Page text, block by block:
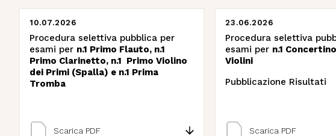
10.07.2026
Procedura selettiva pubblica per
esami per n.1 Primo Flauto, n.1
Primo Clarinetto, n.1 Primo Violino
dei Primi (Spalla) e n.1 Prima
Tromba
Scarica PDF
23.06.2026
Procedura selettiva
esami per n.1
Violini
Pubblicazione Risultati
Scarica PDF